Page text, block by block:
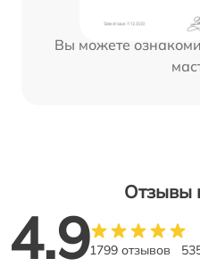
Вы можете
Отзывы
4.91799 отзывов